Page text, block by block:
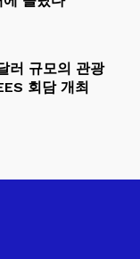
러 규모의 관광
회담 개최